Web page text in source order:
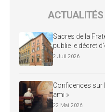
ACTUALITÉS
Sacres de la
publie le décret
2 Juil 2026
Confidences sur
ami »
22 Mai 2026